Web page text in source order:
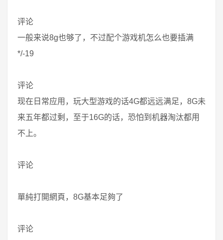
评论
一般来说8g也够了，不过配个游戏机怎么也要插满
*/-19
评论
现在日常应用，玩大型游戏的话4G都远远满足，8G未
来五年都过剩，至于16G的话，恐怕到机器淘汰都用
不上。
评论
單純打開網頁，8G基本足夠了
评论